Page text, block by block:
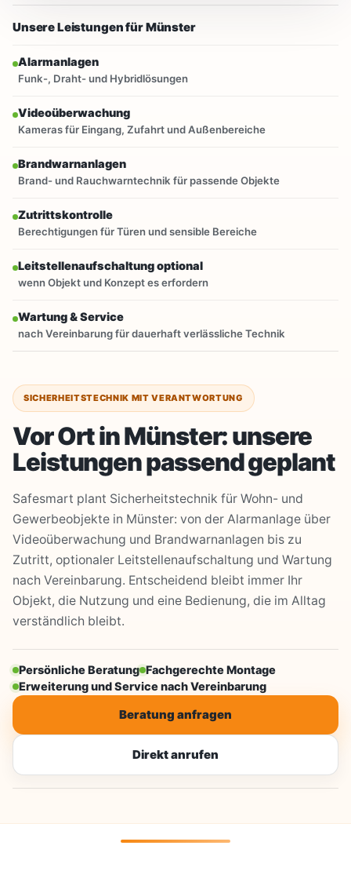
Unsere Leistungen für Münster
Alarmanlagen
Funk-, Draht- und Hybridlösungen
Videoüberwachung
Kameras für Eingang, Zufahrt und Außenbereiche
Brandwarnanlagen
Brand- und Rauchwarntechnik für passende Objekte
Zutrittskontrolle
Berechtigungen für Türen und sensible Bereiche
Leitstellenaufschaltung optional
wenn Objekt und Konzept es erfordern
Wartung & Service
nach Vereinbarung für dauerhaft verlässliche Technik
SICHERHEITSTECHNIK MIT VERANTWORTUNG
Vor Ort in Münster: unsere
Leistungen passend geplant
Safesmart plant Sicherheitstechnik für Wohn- und
Gewerbeobjekte in Münster: von der Alarmanlage über
Videoüberwachung und Brandwarnanlagen bis zu
Zutritt, optionaler Leitstellenaufschaltung und Wartung
nach Vereinbarung. Entscheidend bleibt immer Ihr
Objekt, die Nutzung und eine Bedienung, die im Alltag
verständlich bleibt.
Persönliche Beratung Fachgerechte Montage
Erweiterung und Service nach Vereinbarung
Beratung anfragen
Direkt anrufen